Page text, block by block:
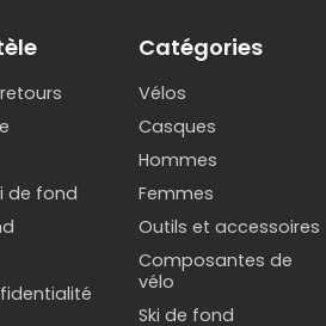
de fond
Catégories
Vélos
Casques
Hommes
Femmes
Outils et accessoires
Composantes de
vélo
Ski de fond